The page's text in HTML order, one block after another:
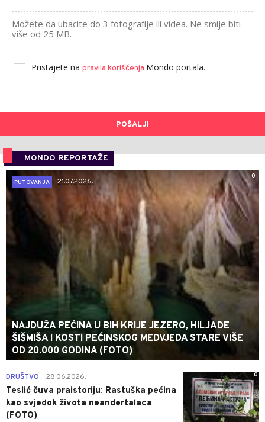
Možete da ubacite do 3 fotografije ili videa. Ne smije biti
više od 25 MB.
Pristajete na pravila korišćenja Mondo portala.
POŠALJI
MONDO REPORTAŽE
0
PUTOVANJA
21.07.2026.
NAJDUŽA PEĆINA U BIH KRIJE JEZERO, HILJADE
ŠIŠMIŠA I KOSTI PEĆINSKOG MEDVJEDA STARE VIŠE
OD 20.000 GODINA (FOTO)
0
DRUŠTVO 28.06.2026.
Teslić čuva praistoriju: Rastuška pećina
kao svjedok života neandertalaca
(FOTO)